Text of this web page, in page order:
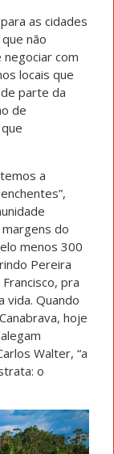
as cidades
não
com
locais que
parte da
de
a
do
menos 300
Pereira
pra
vida. Quando
hoje
Walter, “a
o